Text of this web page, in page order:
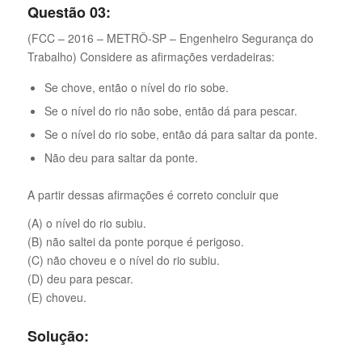
Questão 03:
(FCC – 2016 – METRÔ-SP – Engenheiro Segurança do
Trabalho) Considere as afirmações verdadeiras:
Se chove, então o nível do rio sobe.
Se o nível do rio não sobe, então dá para pescar.
Se o nível do rio sobe, então dá para saltar da ponte.
Não deu para saltar da ponte.
A partir dessas afirmações é correto concluir que
(A) o nível do rio subiu.
(B) não saltei da ponte porque é perigoso.
(C) não choveu e o nível do rio subiu.
(D) deu para pescar.
(E) choveu.
Solução: